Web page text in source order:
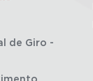
de Giro -